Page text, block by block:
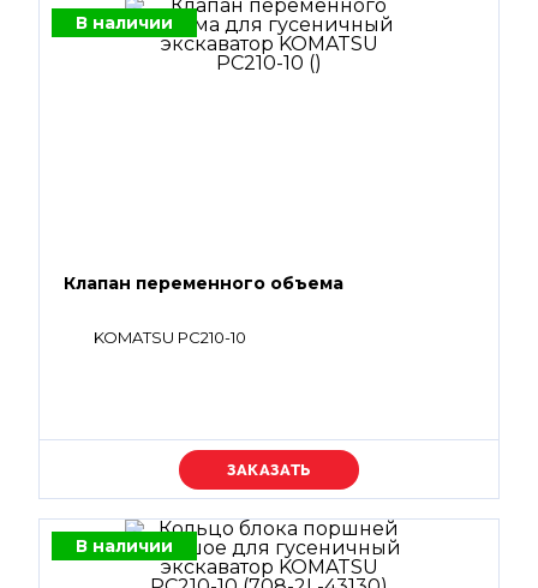
В наличии
Клапан переменного объема
KOMATSU PC210-10
Уточняйте цену
В наличии